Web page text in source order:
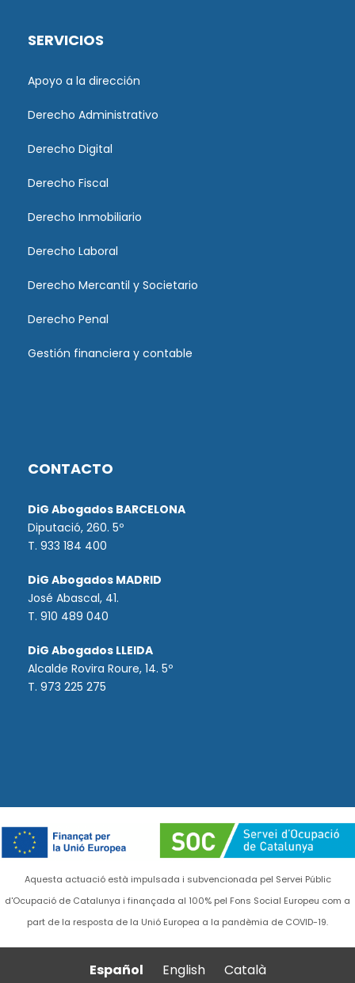
SERVICIOS
Apoyo a la dirección
Derecho Administrativo
Derecho Digital
Derecho Fiscal
Derecho Inmobiliario
Derecho Laboral
Derecho Mercantil y Societario
Derecho Penal
Gestión financiera y contable
CONTACTO
DiG Abogados BARCELONA
Diputació, 260. 5º
T. 933 184 400
DiG Abogados MADRID
José Abascal, 41.
T. 910 489 040
DiG Abogados LLEIDA
Alcalde Rovira Roure, 14. 5º
T. 973 225 275
Aquesta actuació està impulsada i subvencionada pel Servei Públic
d'Ocupació de Catalunya i finançada al 100% pel Fons Social Europeu com a
part de la resposta de la Unió Europea a la pandèmia de COVID-19.
Español English Català